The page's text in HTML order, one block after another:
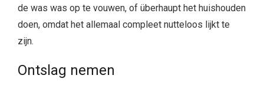
de was was op te vouwen, of überhaupt het huishouden
doen, omdat het allemaal compleet nutteloos lijkt te
zijn.
Ontslag nemen